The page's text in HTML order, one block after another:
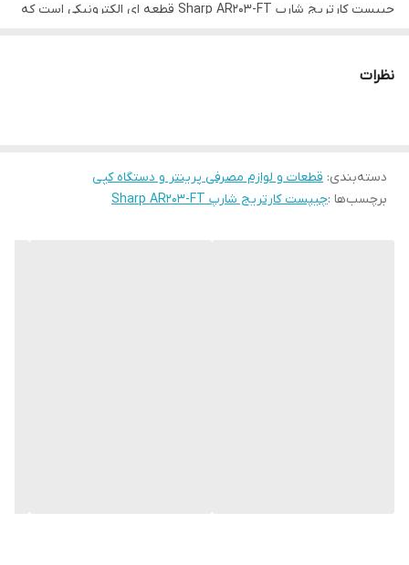
چیپست کارتریج شارپ Sharp AR203-FT قطعه ای الکترونیکی است که
کارتریج دستگاه ها تعبیه شده است.
را به کاربر نخواهد داد. این موضوع با اعلام هشدارهایی به کاربر اطلاع
نظرات
دسته‌بندی: قطعات و لوازم مصرفی پرینتر و دستگاه کپی
برچسب‌ها :چیپست کارتریج شارپ Sharp AR203-FT